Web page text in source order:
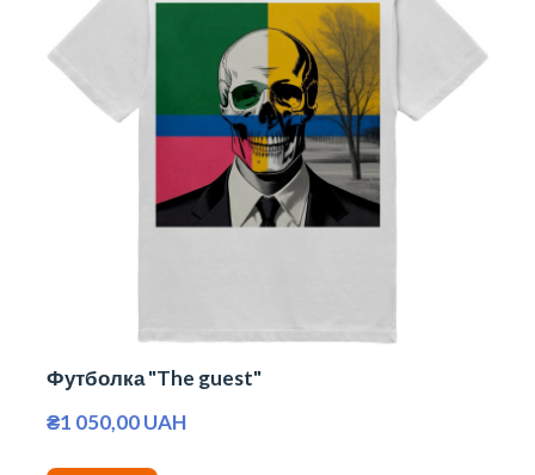
Футболка "The guest"
₴1 050,00 UAH